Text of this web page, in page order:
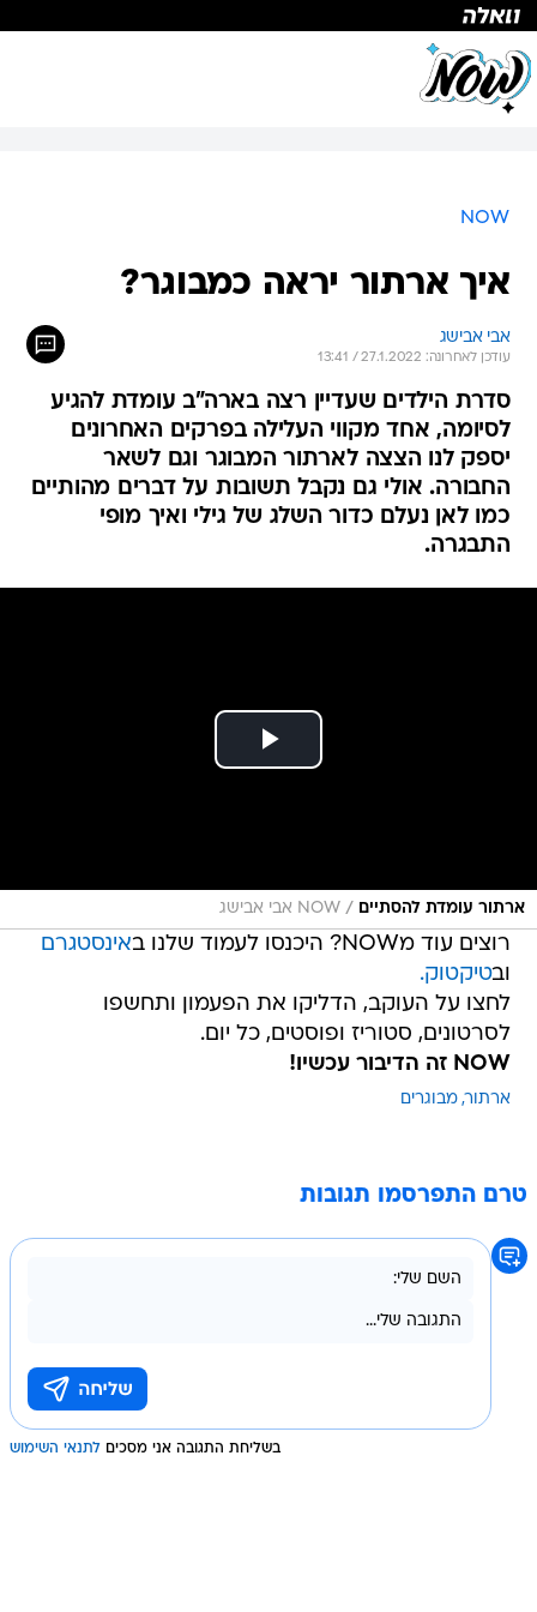
NOW
איך ארתור יראה כמבוגר?
אבי אבישג
עודכן לאחרונה: 27.1.2022 / 13:41
סדרת הילדים שעדיין רצה בארה"ב עומדת להגיע
לסיומה, אחד מקווי העלילה בפרקים האחרונים
יספק לנו הצצה לארתור המבוגר וגם לשאר
החבורה. אולי גם נקבל תשובות על דברים מהותיים
כמו לאן נעלם כדור השלג של גילי ואיך מופי
התבגרה.
ארתור עומדת להסתיים / NOW אבי אבישג
רוצים עוד מNOW? היכנסו לעמוד שלנו ב
אינסטגרם
ובטיקטוק.
לחצו על העוקב, הדליקו את הפעמון ותחשפו
לסרטונים, סטוריז ופוסטים, כל יום.
NOW זה הדיבור עכשיו!
ארתור מבוגרים
טרם התפרסמו תגובות
בשליחת התגובה אני מסכים לתנאי השימוש